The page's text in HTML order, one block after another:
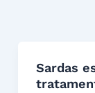
Sardas
Sardas
estão